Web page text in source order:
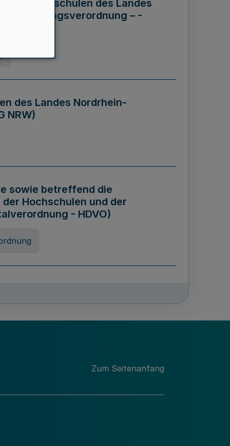
der Hochschulen des Landes
– -
des Landes Nordrhein-
NRW)
sowie betreffend die
Hochschulen und der
- HDVO)
des Landes Nordrhein-
Zum Seitenanfang